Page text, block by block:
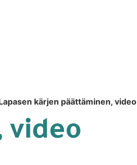
kärjen päättäminen, video
video